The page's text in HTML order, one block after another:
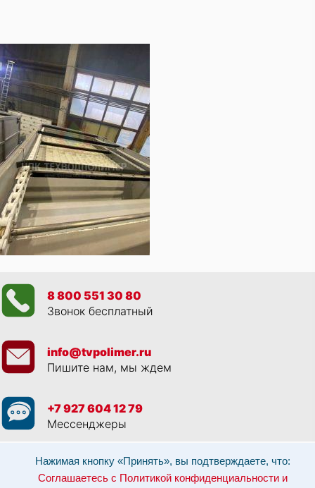
Нажимая кнопку «Принять», вы подтверждаете, что:
Соглашаетесь с Политикой конфиденциальности и
8 800 551 30 80
Звонок бесплатный
info@tvpolimer.ru
Пишите нам, мы ждем
+7 927 604 12 79
Мессенджеры
Просматривая данный веб сайт, и обращаясь к нам, вы:Соглашаетесь с
Разрешаете обработку персональных данных в соответствии с 152-ФЗ